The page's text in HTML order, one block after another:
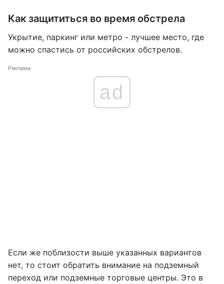
Как защититься во время обстрела
Укрытие, паркинг или метро - лучшее место, где
можно спастись от российских обстрелов.
Реклама
ad
Если же поблизости выше указанных вариантов
нет, то стоит обратить внимание на подземный
переход или подземные торговые центры. Это в